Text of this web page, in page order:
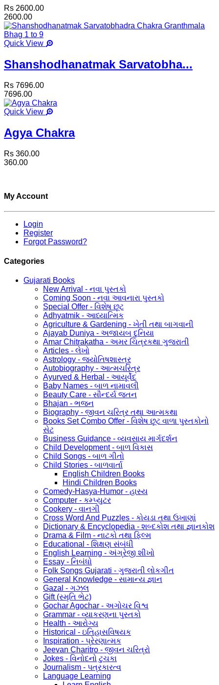
Rs 2600.00
2600.00
Quick View
Shanshodhanatmak Sarvatobha...
Rs 7696.00
7696.00
Quick View
Agya Chakra
Rs 360.00
360.00
My Account
Login
Register
Forgot Password?
Categories
Gujarati Books
New Arrival - નવા પુસ્તકો
Coming Soon - નવા આવનારા પુસ્તકો
Special Offer - વિશેષ છૂટ
Adhyatmik - આધ્યાત્મિક
Agriculture & Gardening - ખેતી તથા બાગવાની
Ajayab Duniya - અજાયબ દુનિયા
Amar Chitrakatha - અમર ચિત્રકથા ગુજરાતી
Articles - લેખો
Astrology - જ્યોતિષશાસ્ત્ર
Autobiography - આત્મચરિત્ર
Ayurved & Herbal - આયૂર્વેદ
Baby Names - બાળ નામાવલી
Beauty Care - સૌન્દર્ય જતન
Bhajan - ભજન
Biography - જીવન ચરિત્ર તથા આત્મકથા
Books Set Combo Offer - વિશેષ છૂટ વાળા પુસ્તકોનો
સેટ
Business Guidance - વ્યવસાય માર્ગદર્શન
Child Development - બાળ વિકાસ
Child Songs - બાળ ગીતો
Child Stories - બાળવાર્તા
English Children Books
Hindi Children Books
Comedy-Hasya-Humor - હાસ્ય
Computer - કમ્પ્યુટર
Cookery - વાનગી
Cross Word And Puzzles - કોયડા તથા ઉખાણાં
Dictionary & Encyclopedia - શબ્દકોશ તથા જ્ઞાનકોશ
Drama & Film - નાટકો તથા ફિલ્મ
Educational - શિક્ષણ સંબંધી
English Learning - અંગ્રેજી શીખો
Essay - નિબંધો
Folk Songs Gujarati - ગુજરાતી લોકગીત
General Knowledge - સામાન્ય જ્ઞાન
Gazal - ગઝલ
Gift (સ્મૃતિ ભેટ)
Gochar Agochar - અગોચર વિશ્વ
Grammar - વ્યાકરણના પુસ્તકો
Health - આરોગ્ય
Historical - ઇતિહાસવિષયક
Inspiration - પ્રેરણાત્મક
Jeevan Charitro - જીવન ચરિત્રો
Jokes - વિનોદનો ટુચકા
Journalism - પત્રકારત્વ
Language Learning